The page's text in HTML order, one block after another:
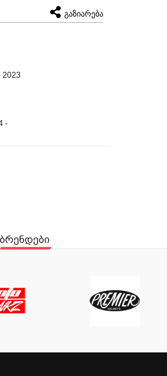
გაზიარება
2023
-
ბრენდები